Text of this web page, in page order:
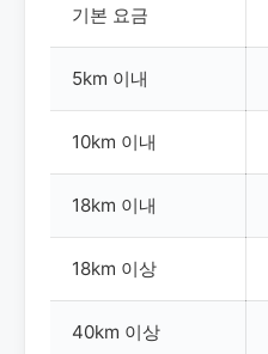
기본 요금
5km 이내
10km 이내
18km 이내
18km 이상
40km 이상